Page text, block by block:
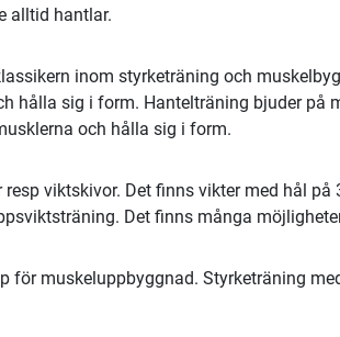
alltid hantlar.
inom styrketräning och
hålla sig i form. Hantelträning bjuder
och hålla sig i form.
viktskivor. Det finns vikter med hål
Det finns många
för muskeluppbyggnad. Styrketräning